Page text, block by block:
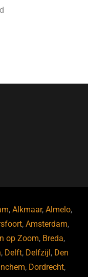
,Alkmaar,Almelo,
,Amsterdam,
op Zoom, Breda,
, Delft, Delfzijl, Den
, Dordrecht,